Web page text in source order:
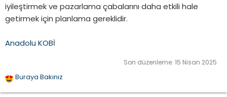
iyileştirmek ve pazarlama çabalarını daha etkili hale
getirmek için planlama gereklidir.
Anadolu KOBİ
Son düzenleme: 15 Nisan 2025
T
e
Buraya Bakınız